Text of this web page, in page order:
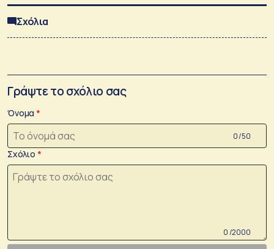
Σχόλια
Γράψτε το σχόλιο σας
Όνομα
0 /50
Σχόλιο
0 /2000